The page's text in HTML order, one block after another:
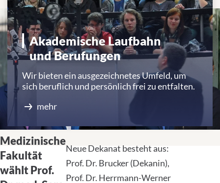
Medizinische
Fakultät
wählt Prof.
Neue Dekanat besteht aus:
Prof. Dr. Brucker (Dekanin),
Prof. Dr. Herrmann-Werner
Akademische Laufbahn
und Berufungen
Wir bieten ein ausgezeichnetes Umfeld, um
sich beruflich und persönlich frei zu entfalten.
mehr
Daten und Zahlen